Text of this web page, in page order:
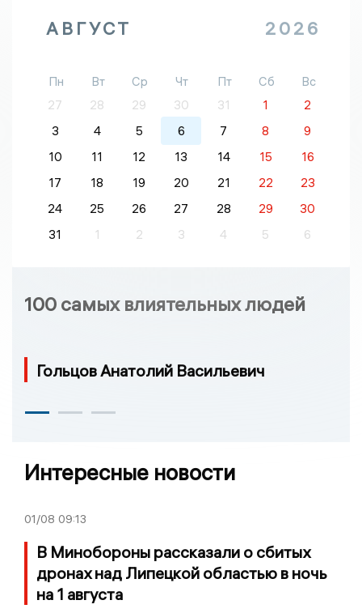
АВГУСТ 2026
Пн Вт Ср Чт Пт Сб
Вс
27
28 29 30 31 1
2
3
4 5 6 7 8
9
10
11 12 13 14 15
16
17
18 19 20 21 22
23
24
25 26 27 28 29
30
31
1 2 3 4 5 6
100 самых влиятельных людей
Гольцов Анатолий Васильевич
Интересные новости
01/08 09:13
В Минобороны рассказали о сбитых
дронах над Липецкой областью в ночь
на 1 августа